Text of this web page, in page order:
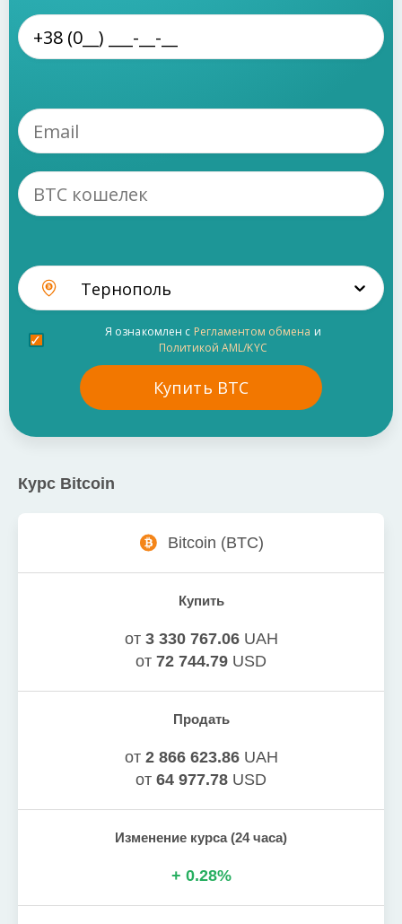
Тернополь
Я ознакомлен с Регламентом обмена и
Политикой AML/KYC
Купить BTC
Курс Bitcoin
Bitcoin (BTC)
Купить
от 3 330 767.06UAH
от 72 744.79 USD
Продать
от 2 866 623.86UAH
от 64 977.78 USD
Изменение курса (24 часа)
+ 0.28%